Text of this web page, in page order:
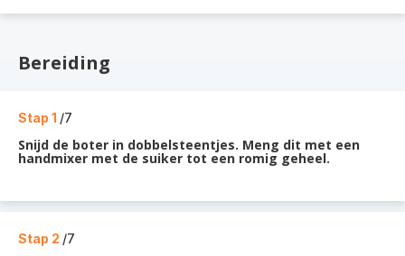
Bereiding
Stap 1 /7
Snijd de boter in dobbelsteentjes. Meng dit met een
handmixer met de suiker tot een romig geheel.
Stap 2 /7